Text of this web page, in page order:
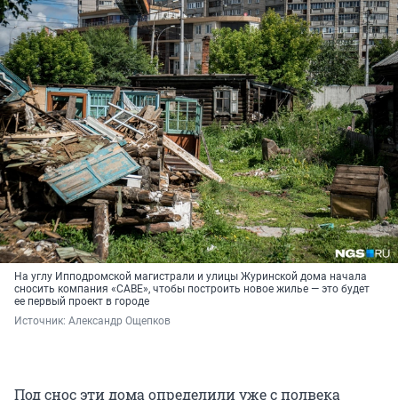
На углу Ипподромской магистрали и улицы Журинской дома начала
сносить компания «САВЕ», чтобы построить новое жилье — это будет
ее первый проект в городе
Источник: Александр Ощепков
Под снос эти дома определили уже с полвека